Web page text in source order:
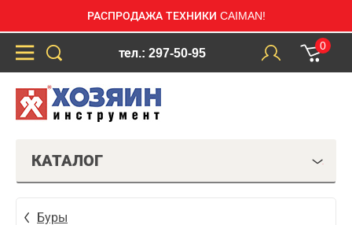
РАСПРОДАЖА ТЕХНИКИ CAIMAN!
тел.: 297-50-95
0
КАТАЛОГ
Буры